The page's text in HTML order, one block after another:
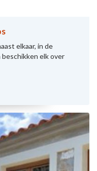
elkaar, in de
beschikken elk over